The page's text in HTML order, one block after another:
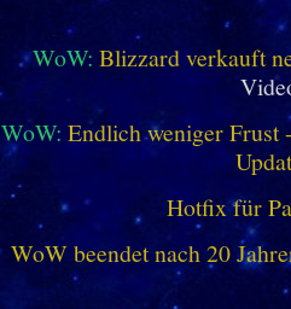
WoW: Blizzard verkauft
WoW: Endlich weniger
Hotfix für
WoW beendet nach 20